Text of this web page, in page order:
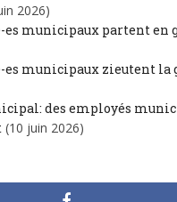
2026)
es municipaux partent en
es municipaux zieutent la
des employés
(10 juin 2026)